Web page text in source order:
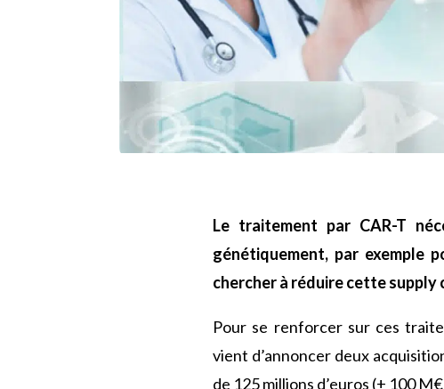
Le traitement par CAR-T
génétiquement, par exemple
chercher à réduire cette supply
Pour se renforcer sur ces
vient d’annoncer deux
de 125 millions d’euros (+ 100